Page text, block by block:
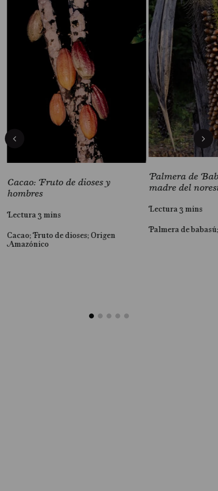
Cacao: Fruto de dioses y
hombres
Lectura 3 mins
Cacao; Fruto de dioses; Origen
Amazónico
Palmera de
madre del
Lectura 3 mins
Palmera de